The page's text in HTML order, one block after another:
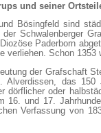
und seiner
Bösingfeld sind
der Schwalenberger
Paderborn
verliehen. Schon 1353
der Grafschaft
Alverdissen, das 150
dörflicher oder
16. und 17.
Verfassung von